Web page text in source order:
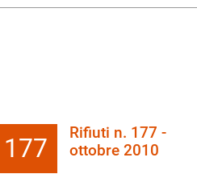
177
Rifiuti n. 177 -
ottobre 2010